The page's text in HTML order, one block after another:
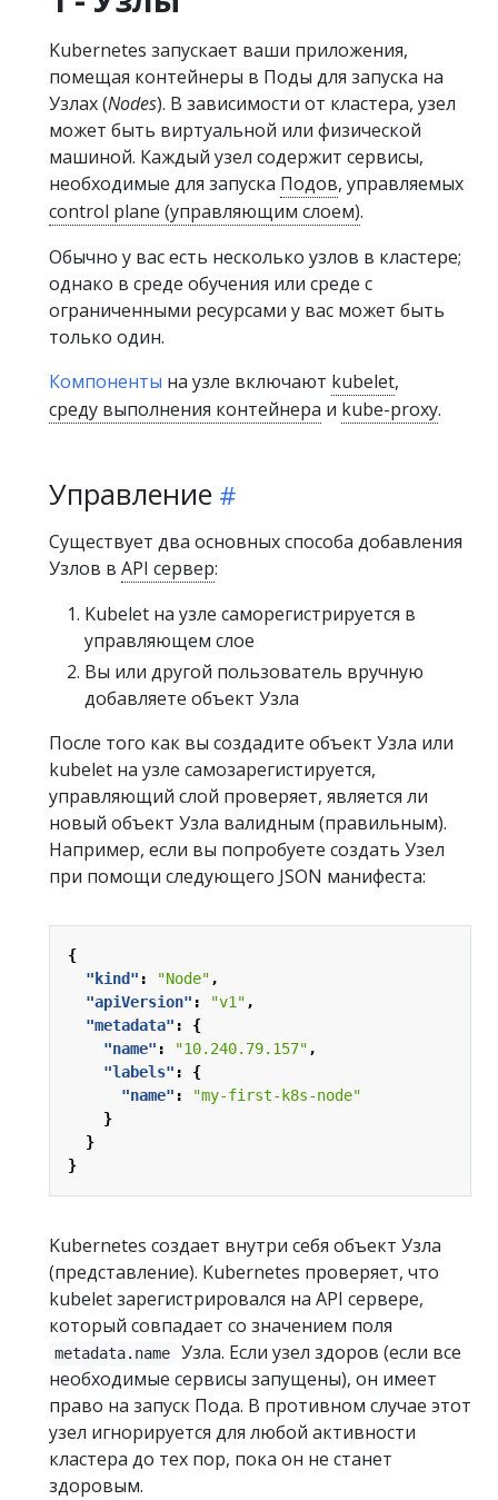
Kubernetes запускает ваши приложения,
помещая контейнеры в Поды для запуска на
Узлах (Nodes). В зависимости от кластера, узел
может быть виртуальной или физической
машиной. Каждый узел содержит сервисы,
необходимые для запуска Подов, управляемых
control plane (управляющим слоем).
Обычно у вас есть несколько узлов в кластере;
однако в среде обучения или среде с
ограниченными ресурсами у вас может быть
только один.
Компоненты на узле включают kubelet,
среду выполнения контейнера и kube-proxy.
Управление
Существует два основных способа добавления
Узлов в API сервер:
Kubelet на узле саморегистрируется в
управляющем слое
Вы или другой пользователь вручную
добавляете объект Узла
После того как вы создадите объект Узла или
kubelet на узле самозарегистируется,
управляющий слой проверяет, является ли
новый объект Узла валидным (правильным).
Например, если вы попробуете создать Узел
при помощи следующего JSON манифеста:
{
"kind" : "Node" ,
"apiVersion" : "v1" ,
"metadata" :
{
"name" : "10.240.79.157" ,
"labels" :
{
"name" :
"my-first-k8s-node"
}
}
}
Kubernetes создает внутри себя объект Узла
(представление). Kubernetes проверяет, что
kubelet зарегистрировался на API сервере,
который совпадает со значением поля
metadata.name
Узла. Если узел здоров (если все
необходимые сервисы запущены), он имеет
право на запуск Пода. В противном случае этот
узел игнорируется для любой активности
кластера до тех пор, пока он не станет
здоровым.